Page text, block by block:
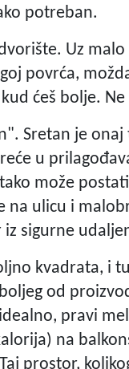
potreban.
Uz
povrća,
ćeš bolje.
Sretan je
u
može
na ulicu i
iz sigurne
kvadrata, i
od
pravi
na
prostor,